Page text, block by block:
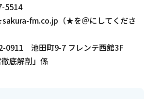
5514
fm.co.jp（★を＠にしてくださ
0911 池田町9-7 フレンテ西館3F
底解剖」係